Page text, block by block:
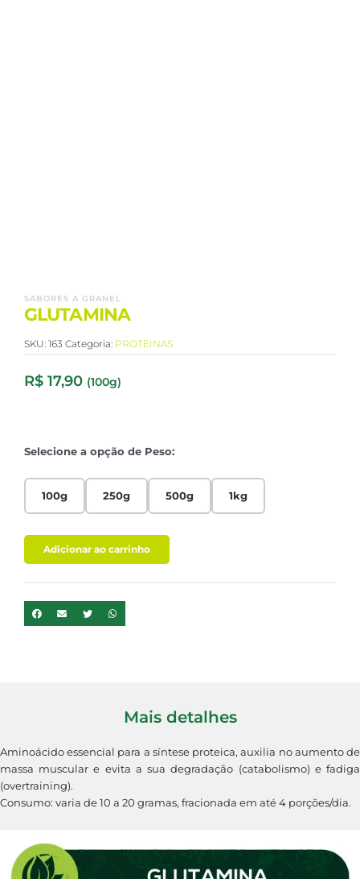
SABORES A GRANEL
GLUTAMINA
SKU: 163 Categoria: PROTEINAS
R$ 17,90 (100g)
Selecione a opção de Peso:
100g 250g 500g 1kg
Adicionar ao carrinho
Mais detalhes
Aminoácido essencial para a síntese proteica, auxilia no aumento de
massa muscular e evita a sua degradação (catabolismo) e fadiga
(overtraining).
Consumo: varia de 10 a 20 gramas, fracionada em até 4 porções/dia.